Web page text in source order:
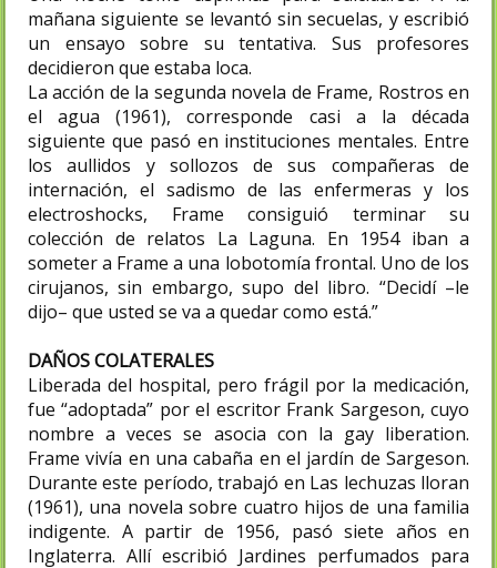
mañana siguiente se levantó sin secuelas, y escribió
un ensayo sobre su tentativa. Sus profesores
decidieron que estaba loca.
La acción de la segunda novela de Frame, Rostros en
el agua (1961), corresponde casi a la década
siguiente que pasó en instituciones mentales. Entre
los aullidos y sollozos de sus compañeras de
internación, el sadismo de las enfermeras y los
electroshocks, Frame consiguió terminar su
colección de relatos La Laguna. En 1954 iban a
someter a Frame a una lobotomía frontal. Uno de los
cirujanos, sin embargo, supo del libro. “Decidí –le
dijo– que usted se va a quedar como está.”
DAÑOS COLATERALES
Liberada del hospital, pero frágil por la medicación,
fue “adoptada” por el escritor Frank Sargeson, cuyo
nombre a veces se asocia con la gay liberation.
Frame vivía en una cabaña en el jardín de Sargeson.
Durante este período, trabajó en Las lechuzas lloran
(1961), una novela sobre cuatro hijos de una familia
indigente. A partir de 1956, pasó siete años en
Inglaterra. Allí escribió Jardines perfumados para